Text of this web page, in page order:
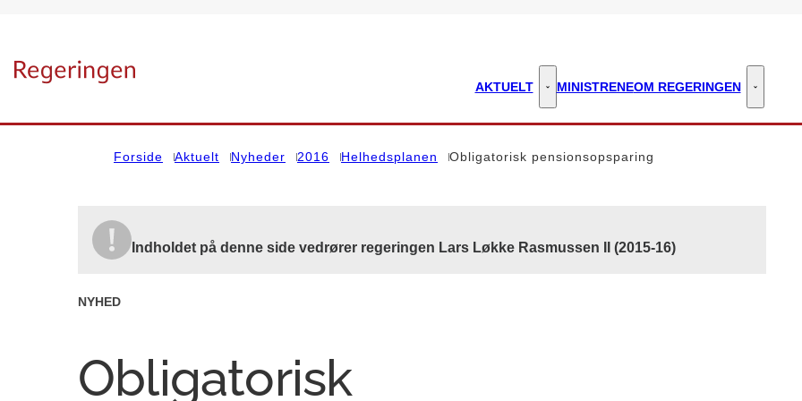
AKTUELT Aktuelt - Flere links
MINISTRENEOM REGERINGEN Om
Forside Aktuelt Nyheder 2016 Helhedsplanen Obligatorisk pensionsopsparing
Indholdet på denne side vedrører regeringen Lars Løkke Rasmussen II (2015-16)
NYHED
Obligatorisk